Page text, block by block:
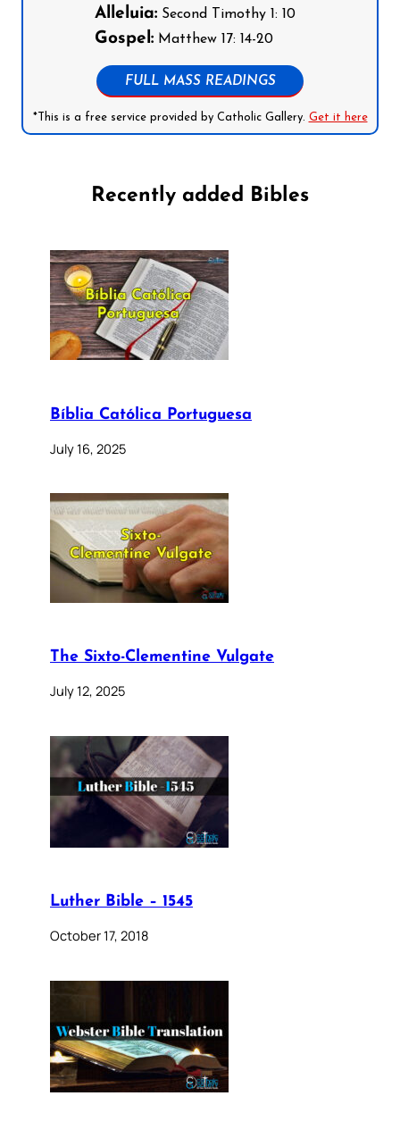
Alleluia:Second Timothy 1: 10
Gospel:Matthew 17: 14-20
FULL MASS READINGS
*This is a free service provided by Catholic Gallery. Get it here
Recently added Bibles
Bíblia Católica Portuguesa
July 16, 2025
The Sixto-Clementine Vulgate
July 12, 2025
Luther Bible – 1545
October 17, 2018